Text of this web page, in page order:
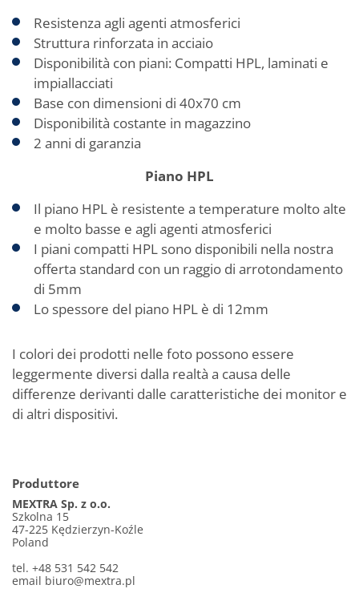
Resistenza agli agenti atmosferici
Struttura rinforzata in acciaio
Disponibilità con piani: Compatti HPL, laminati e
impiallacciati
Base con dimensioni di 40x70 cm
Disponibilità costante in magazzino
2 anni di garanzia
Piano HPL
Il piano HPL è resistente a temperature molto alte
e molto basse e agli agenti atmosferici
I piani compatti HPL sono disponibili nella nostra
offerta standard con un raggio di arrotondamento
di 5mm
Lo spessore del piano HPL è di 12mm
I colori dei prodotti nelle foto possono essere
leggermente diversi dalla realtà a causa delle
differenze derivanti dalle caratteristiche dei monitor e
di altri dispositivi.
Produttore
MEXTRA Sp. z o.o.
Szkolna 15
47-225 Kędzierzyn-Koźle
Poland
tel. +48 531 542 542
email biuro@mextra.pl